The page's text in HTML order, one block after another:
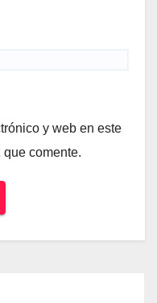
y web en este
comente.